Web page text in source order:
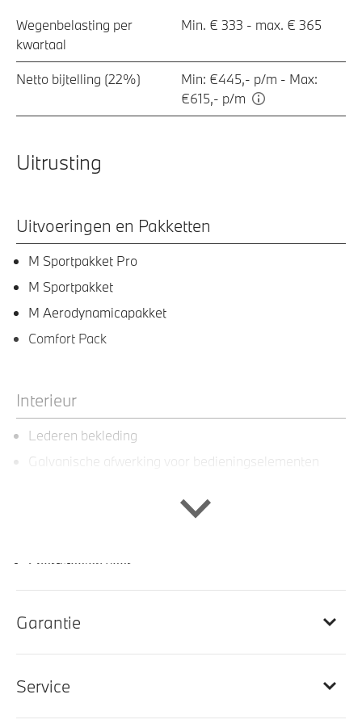
Wegenbelasting per
kwartaal
Min. € 333 - max. € 365
Netto bijtelling (22%)
Min: €445,- p/m - Max:
€615,- p/m
Uitrusting
Uitvoeringen en Pakketten
M Sportpakket Pro
M Sportpakket
M Aerodynamicapakket
Comfort Pack
Interieur
Lederen bekleding
Galvanische afwerking voor bedieningselementen
Veiligheidsgordels voorzien van M striping
Sportstoelen voor
Automatische dimmende binnenspiegel
M Sportstuurwiel met leder bekleed
M Interieurlijsten Rhombicle Anthrazit
M Hemelbekleding in Anthrazit uitgevoerd
Garantie
Service